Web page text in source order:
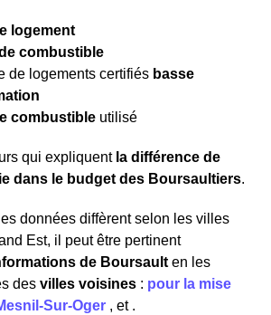
logement
combustible
de logements certifiés basse
combustible utilisé
qui expliquent la différence de
dans le budget des Boursaultiers.
données diffèrent selon les villes
Est, il peut être pertinent
de Boursault en les
des villes voisines : pour la mise
Sur-Oger , et .